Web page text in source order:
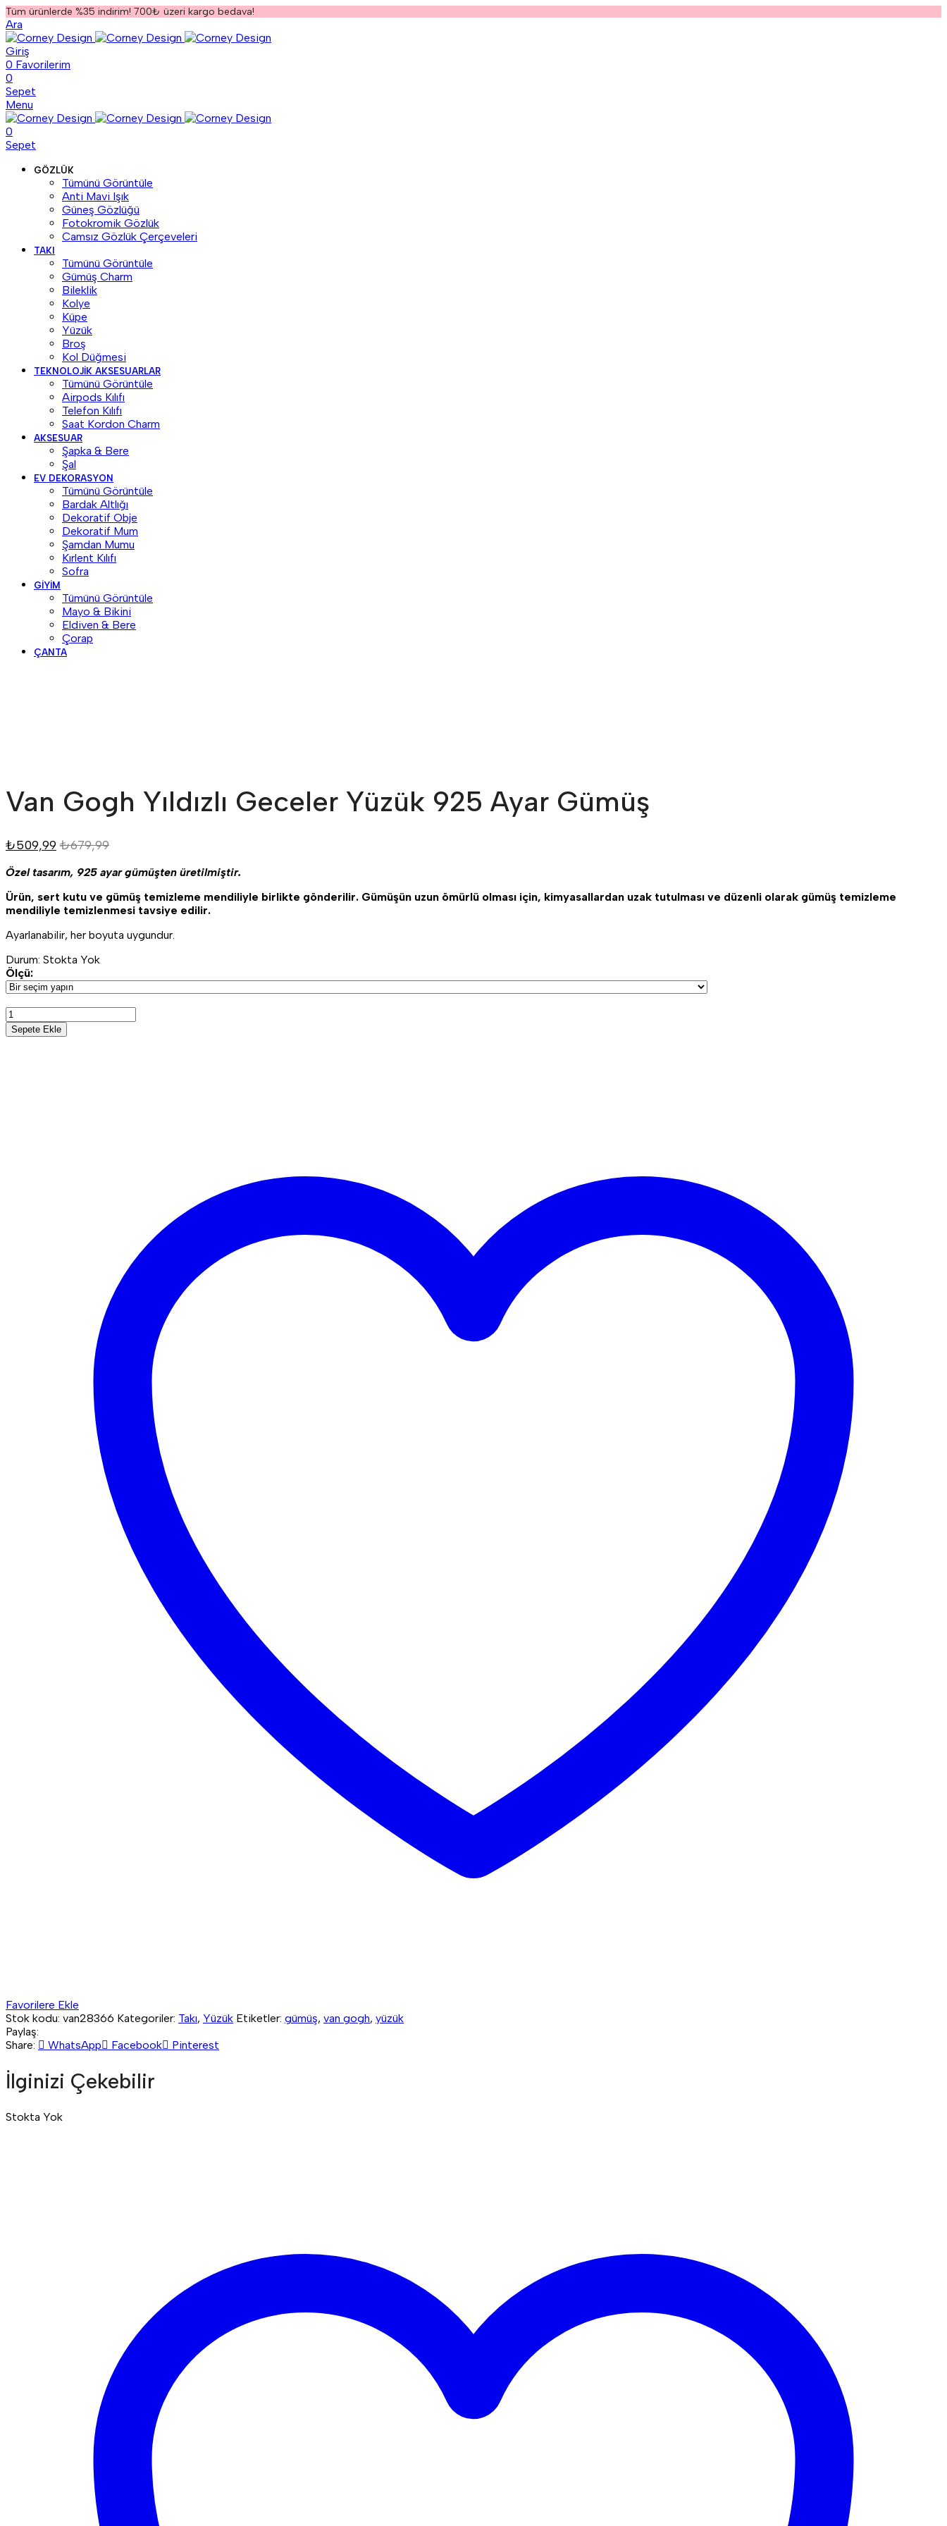
Tüm ürünlerde %35 indirim! 700₺ üzeri kargo bedava!
Ara
Giriş
0 Favorilerim
0
Sepet
Menu
0
Sepet
GÖZLÜK
Tümünü Görüntüle
Anti Mavi Işık
Güneş Gözlüğü
Fotokromik Gözlük
Camsız Gözlük Çerçeveleri
TAKI
Tümünü Görüntüle
Gümüş Charm
Bileklik
Kolye
Küpe
Yüzük
Broş
Kol Düğmesi
TEKNOLOJIK AKSESUARLAR
Tümünü Görüntüle
Airpods Kılıfı
Telefon Kılıfı
Saat Kordon Charm
AKSESUAR
Şapka & Bere
Şal
EV DEKORASYON
Tümünü Görüntüle
Bardak Altlığı
Dekoratif Obje
Dekoratif Mum
Şamdan Mumu
Kırlent Kılıfı
Sofra
GIYIM
Tümünü Görüntüle
Mayo & Bikini
Eldiven & Bere
Çorap
ÇANTA
Van Gogh Yıldızlı Geceler Yüzük 925 Ayar Gümüş
₺509,99 ₺679,99
Özel tasarım, 925 ayar gümüşten üretilmiştir.
Ürün, sert kutu ve gümüş temizleme mendiliyle birlikte gönderilir. Gümüşün uzun ömürlü olması için, kimyasallardan uzak tutulması ve düzenli olarak gümüş temizleme
mendiliyle temizlenmesi tavsiye edilir.
Ayarlanabilir, her boyuta uygundur.
Durum: Stokta Yok
Ölçü:
Sepete Ekle
Favorilere Ekle
Stok kodu: van28366 Kategoriler: Takı, Yüzük Etiketler: gümüş, van gogh, yüzük
Paylaş:
Share:
WhatsApp Facebook Pinterest
İlginizi Çekebilir
Stokta Yok